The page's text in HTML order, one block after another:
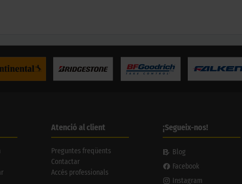
Atenció al client
Preguntes freqüents
Contactar
Accés professionals
¡Segueix-nos!
Blog
Facebook
Instagram